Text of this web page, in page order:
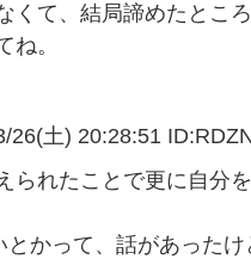
て、結局諦めたとこ
ね。
26(土) 20:28:51
られたことで更に自分
かって、話があったけ